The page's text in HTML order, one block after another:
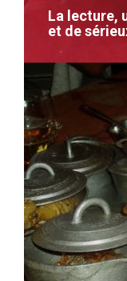
VOIR
La lecture,
et de
La